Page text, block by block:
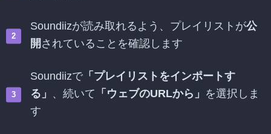
Soundiizが読み取れるよう、プレイリストが公
開 されていることを確認します
Soundiizで「プレイリストをインポートす
る」 、続いて 「ウェブのURLから」 を選択しま
す